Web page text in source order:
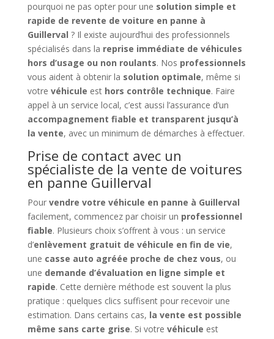
pourquoi ne pas opter pour une solution simple et
rapide de revente de voiture en panne à
Guillerval ? Il existe aujourd’hui des professionnels
spécialisés dans la reprise immédiate de véhicules
hors d’usage ou non roulants. Nos professionnels
vous aident à obtenir la solution optimale, même si
votre véhicule est hors contrôle technique. Faire
appel à un service local, c’est aussi l’assurance d’un
accompagnement fiable et transparent jusqu’à
la vente, avec un minimum de démarches à effectuer.
Prise de contact avec un
spécialiste de la vente de voitures
en panne Guillerval
Pour vendre votre véhicule en panne à Guillerval
facilement, commencez par choisir un professionnel
fiable. Plusieurs choix s’offrent à vous : un service
d’enlèvement gratuit de véhicule en fin de vie,
une casse auto agréée proche de chez vous, ou
une demande d’évaluation en ligne simple et
rapide. Cette dernière méthode est souvent la plus
pratique : quelques clics suffisent pour recevoir une
estimation. Dans certains cas, la vente est possible
même sans carte grise. Si votre véhicule est